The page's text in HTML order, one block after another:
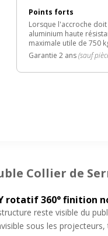
Points forts
Lorsque l'accroche
aluminium haute
maximale utile de 750
Garantie 2 ans(sauf
Collier de
rotatif 360° finition
reste visible du
sous les